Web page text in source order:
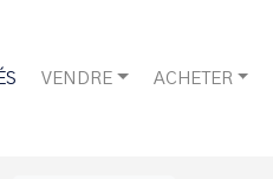
VENDRE ACHETER